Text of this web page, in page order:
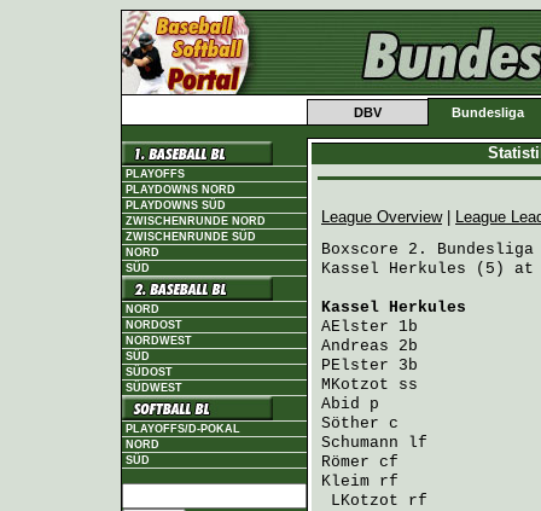
DBV Bundesliga
PLAYOFFS
PLAYDOWNS NORD
PLAYDOWNS SÜD
ZWISCHENRUNDE NORD
ZWISCHENRUNDE SÜD
NORD
SÜD
NORD
NORDOST
NORDWEST
SÜD
SÜDOST
SÜDWEST
PLAYOFFS/D-POKAL
NORD
SÜD
League Overview|
League
Boxscore 2. Bundesliga
Kassel Herkules (5)
Kassel Herkules
AElster 1b
Andreas 2b
PElster 3b
MKotzot ss
Abid p
Söther c
Schumann lf
Römer cf
Kleim rf
LKotzot rf